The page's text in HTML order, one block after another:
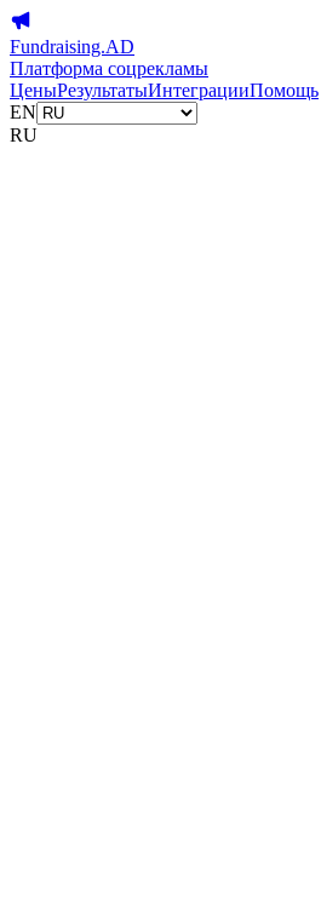
Fundraising.AD
Платформа соцрекламы
ЦеныРезультатыИнтеграцииПомощь
EN
RU